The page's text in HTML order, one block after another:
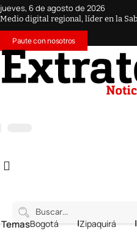
jueves, 6 de agosto de 2026
Medio digital regional, líder en la
Paute con nosotros
Bogotá Zipaquirá